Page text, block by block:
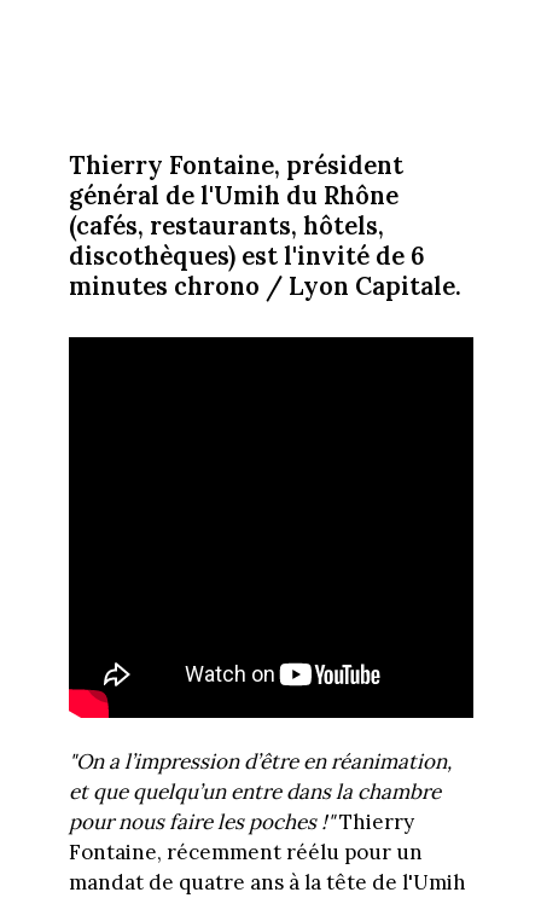
Thierry Fontaine, président
général de l'Umih du Rhône
(cafés, restaurants, hôtels,
discothèques) est l'invité de 6
minutes chrono / Lyon Capitale.
"On a l’impression d’être en réanimation,
et que quelqu’un entre dans la chambre
pour nous faire les poches !"Thierry
Fontaine, récemment réélu pour un
mandat de quatre ans à la tête de l'Umih